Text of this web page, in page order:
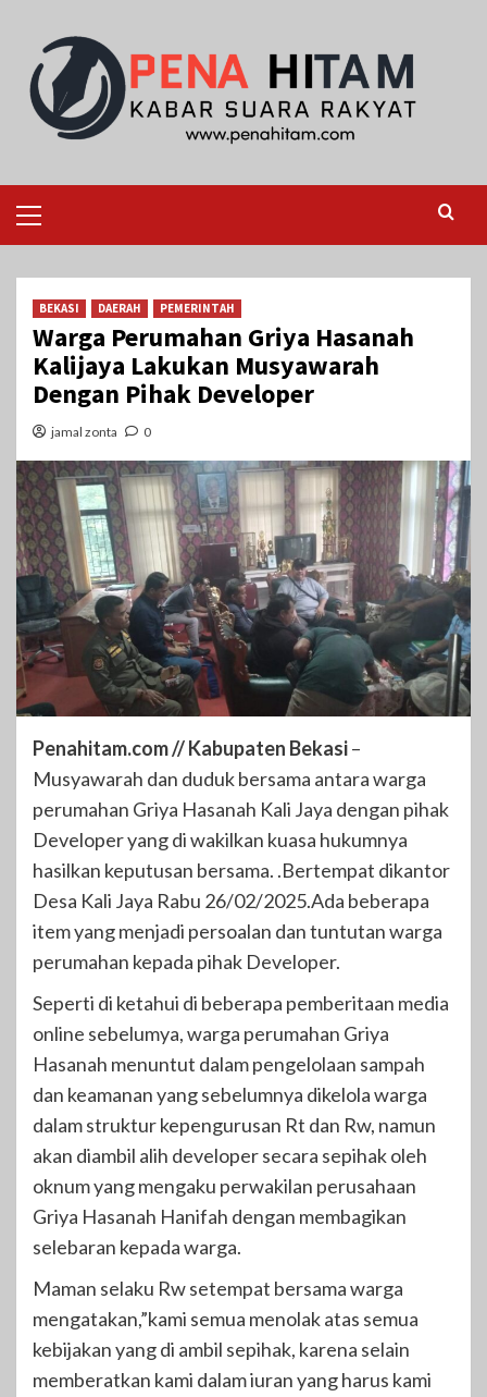
content
Menu
BEKASI DAERAH PEMERINTAH
Warga Perumahan Griya Hasanah
Kalijaya Lakukan Musyawarah
Dengan Pihak Developer
jamal zonta 0
Penahitam.com // Kabupaten Bekasi–
Musyawarah dan duduk bersama antara warga
perumahan Griya Hasanah Kali Jaya dengan pihak
Developer yang di wakilkan kuasa hukumnya
hasilkan keputusan bersama. .Bertempat dikantor
Desa Kali Jaya Rabu 26/02/2025.Ada beberapa
item yang menjadi persoalan dan tuntutan warga
perumahan kepada pihak Developer.
Seperti di ketahui di beberapa pemberitaan media
online sebelumya, warga perumahan Griya
Hasanah menuntut dalam pengelolaan sampah
dan keamanan yang sebelumnya dikelola warga
dalam struktur kepengurusan Rt dan Rw, namun
akan diambil alih developer secara sepihak oleh
oknum yang mengaku perwakilan perusahaan
Griya Hasanah Hanifah dengan membagikan
selebaran kepada warga.
Maman selaku Rw setempat bersama warga
mengatakan,”kami semua menolak atas semua
kebijakan yang di ambil sepihak, karena selain
memberatkan kami dalam iuran yang harus kami